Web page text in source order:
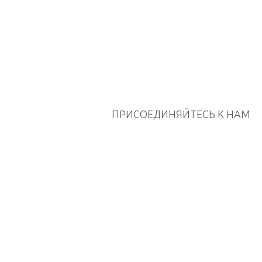
ПРИСОЕДИНЯЙТЕСЬ К НАМ